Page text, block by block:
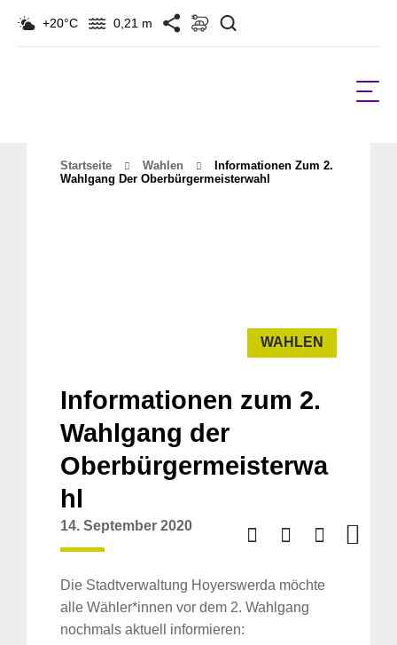
+20°C 0,21 m
Startseite Wahlen
Informationen Zum 2.
Wahlgang Der Oberbürgermeisterwahl
WAHLEN
Informationen zum 2.
Wahlgang der
Oberbürgermeisterwa
hl
14. September 2020
Die Stadtverwaltung Hoyerswerda möchte
alle Wähler*innen vor dem 2. Wahlgang
nochmals aktuell informieren: